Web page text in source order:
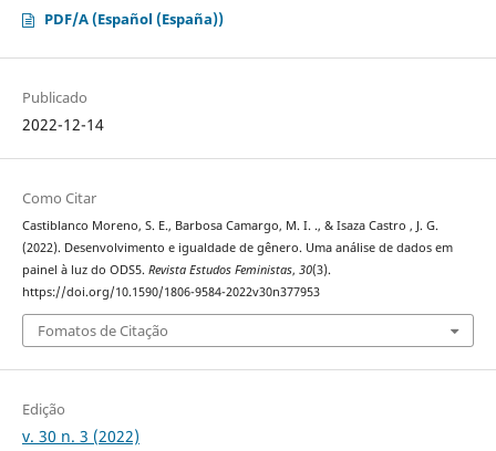
PDF/A (Español (España))
Publicado
2022-12-14
Como Citar
Castiblanco Moreno, S. E., Barbosa Camargo, M. I. ., & Isaza Castro , J. G.
(2022). Desenvolvimento e igualdade de gênero. Uma análise de dados em
painel à luz do ODS5. Revista Estudos Feministas, 30(3).
https://doi.org/10.1590/1806-9584-2022v30n377953
Fomatos de Citação
Edição
v. 30 n. 3 (2022)